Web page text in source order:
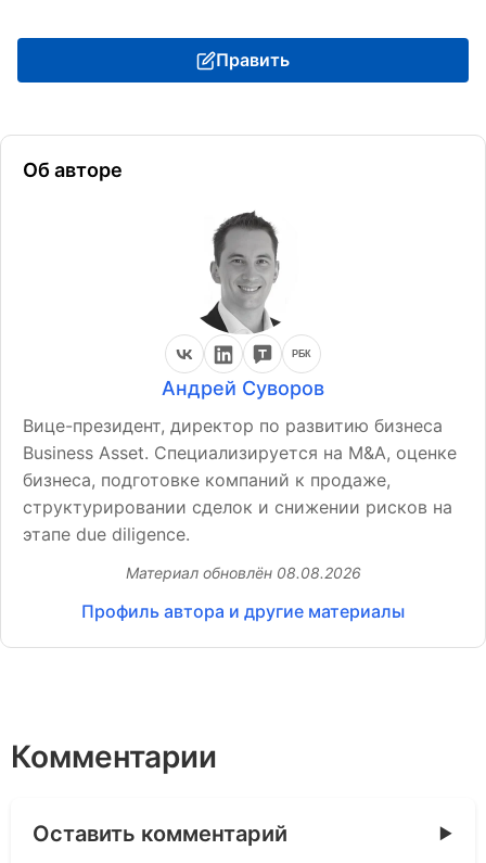
Править
Об авторе
ВКонтакте
LinkedInTenChat
РБК
РБК Компании
Андрей Суворов
Вице-президент, директор по развитию бизнеса
Business Asset. Специализируется на M&A, оценке
бизнеса, подготовке компаний к продаже,
структурировании сделок и снижении рисков на
этапе due diligence.
Материал обновлён 08.08.2026
Профиль автора и другие материалы
Комментарии
Оставить комментарий